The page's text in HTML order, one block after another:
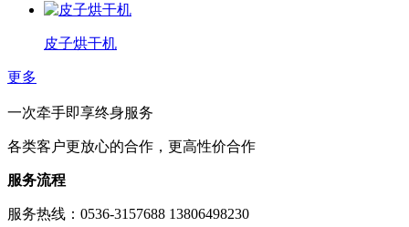
皮子烘干机
更多
一次牵手即享终身服务
各类客户更放心的合作，更高性价合作
服务流程
服务热线：0536-3157688 13806498230